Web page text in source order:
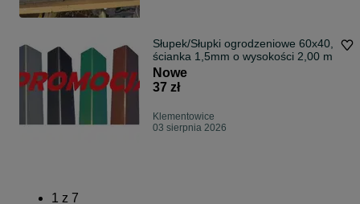
Słupek/Słupki ogrodzeniowe 60x40,
ścianka 1,5mm o wysokości 2,00 m
Nowe
37 zł
Klementowice
03 sierpnia 2026
1 z 7